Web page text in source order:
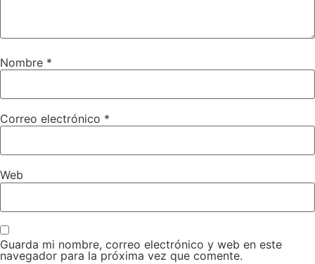
Nombre *
Correo electrónico *
Web
Guarda mi nombre, correo electrónico y web en este
navegador para la próxima vez que comente.